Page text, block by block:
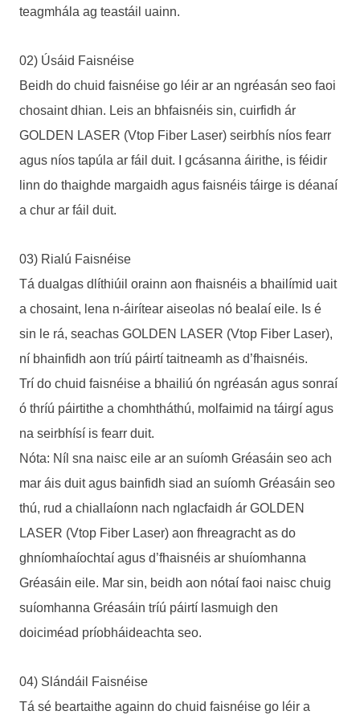
teagmhála ag teastáil uainn.
02) Úsáid Faisnéise
Beidh do chuid faisnéise go léir ar an ngréasán seo faoi
chosaint dhian. Leis an bhfaisnéis sin, cuirfidh ár
GOLDEN LASER (Vtop Fiber Laser) seirbhís níos fearr
agus níos tapúla ar fáil duit. I gcásanna áirithe, is féidir
linn do thaighde margaidh agus faisnéis táirge is déanaí
a chur ar fáil duit.
03) Rialú Faisnéise
Tá dualgas dlíthiúil orainn aon fhaisnéis a bhailímid uait
a chosaint, lena n-áirítear aiseolas nó bealaí eile. Is é
sin le rá, seachas GOLDEN LASER (Vtop Fiber Laser),
ní bhainfidh aon tríú páirtí taitneamh as d’fhaisnéis.
Trí do chuid faisnéise a bhailiú ón ngréasán agus sonraí
ó thríú páirtithe a chomhtháthú, molfaimid na táirgí agus
na seirbhísí is fearr duit.
Nóta: Níl sna naisc eile ar an suíomh Gréasáin seo ach
mar áis duit agus bainfidh siad an suíomh Gréasáin seo
thú, rud a chiallaíonn nach nglacfaidh ár GOLDEN
LASER (Vtop Fiber Laser) aon fhreagracht as do
ghníomhaíochtaí agus d’fhaisnéis ar shuíomhanna
Gréasáin eile. Mar sin, beidh aon nótaí faoi naisc chuig
suíomhanna Gréasáin tríú páirtí lasmuigh den
doiciméad príobháideachta seo.
04) Slándáil Faisnéise
Tá sé beartaithe againn do chuid faisnéise go léir a